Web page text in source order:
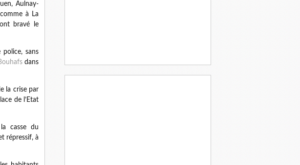
Aulnay-
à La
bravé le
police, sans
dans
la crise par
de l’Etat
casse du
répressif, à